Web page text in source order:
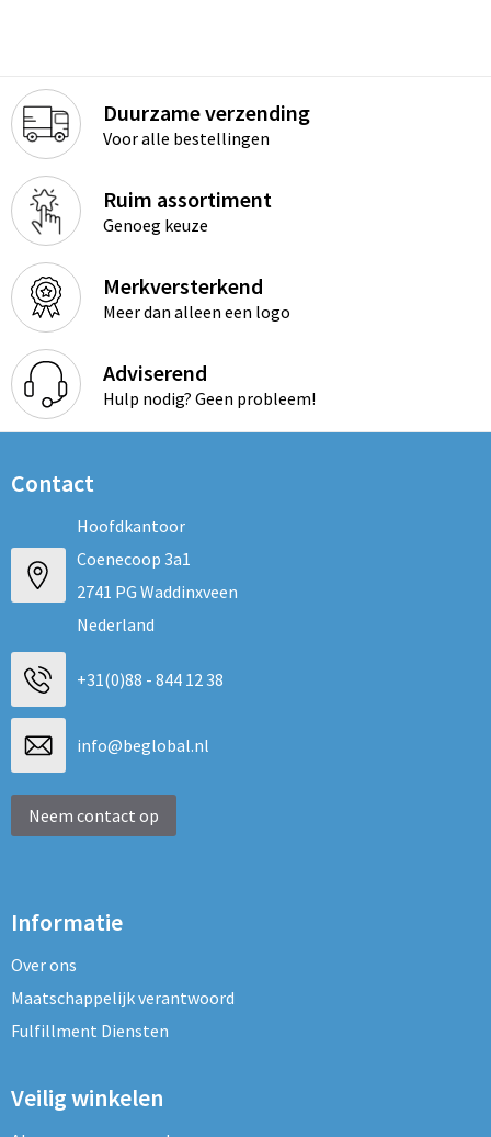
Duurzame verzending
Voor alle bestellingen
Ruim assortiment
Genoeg keuze
Merkversterkend
Meer dan alleen een logo
Adviserend
Hulp nodig? Geen probleem!
Contact
Hoofdkantoor
Coenecoop 3a1
2741 PG Waddinxveen
Nederland
+31(0)88 - 844 12 38
info@beglobal.nl
Neem contact op
Informatie
Over ons
Maatschappelijk verantwoord
Fulfillment Diensten
Veilig winkelen